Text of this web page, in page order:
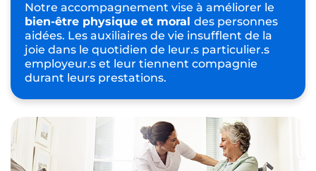
Notre accompagnement vise à améliorer le
bien-être physique et moral des personnes
aidées. Les auxiliaires de vie insufflent de la
joie dans le quotidien de leur.s particulier.s
employeur.s et leur tiennent compagnie
durant leurs prestations.